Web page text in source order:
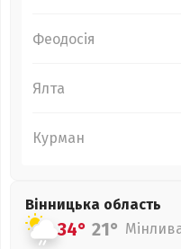
Феодосія
Ялта
Курман
Вінницька область
34° 21°